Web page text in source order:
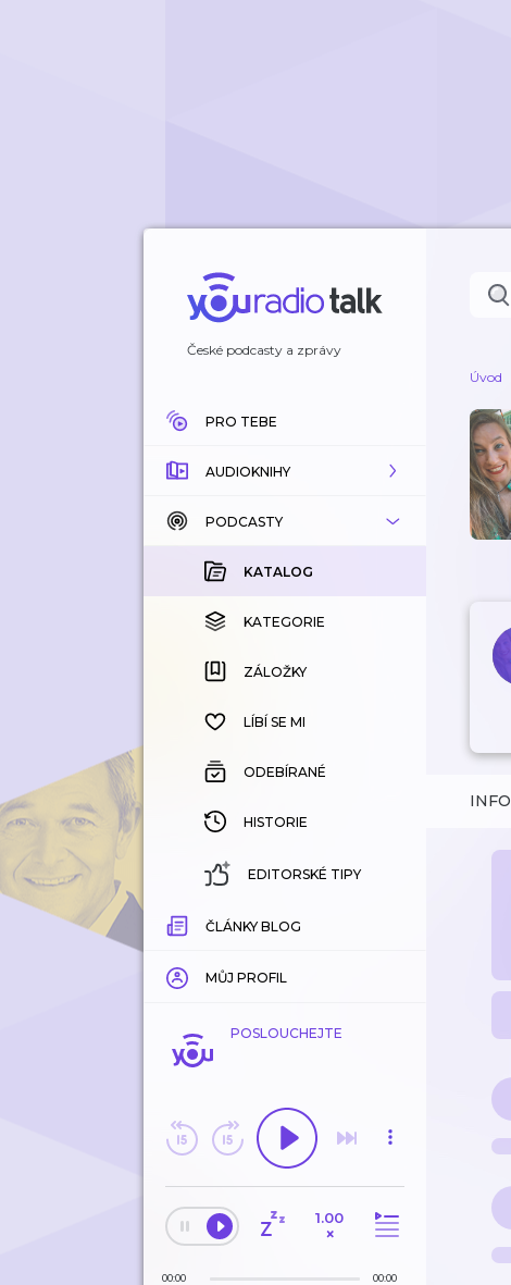
České podcasty a zprávy
PRO TEBE
AUDIOKNIHY
KATALOG
KOUPENÉ
KATEGORIE
ZÁLOŽKY
HISTORIE
PODCASTY
KATALOG
KATEGORIE
ZÁLOŽKY
LÍBÍ SE MI
ODEBÍRANÉ
HISTORIE
EDITORSKÉ TIPY
ČLÁNKY BLOG
MŮJ PROFIL
POSLOUCHEJTE
1.00
×
00:00 00:00
Úvod
INFO